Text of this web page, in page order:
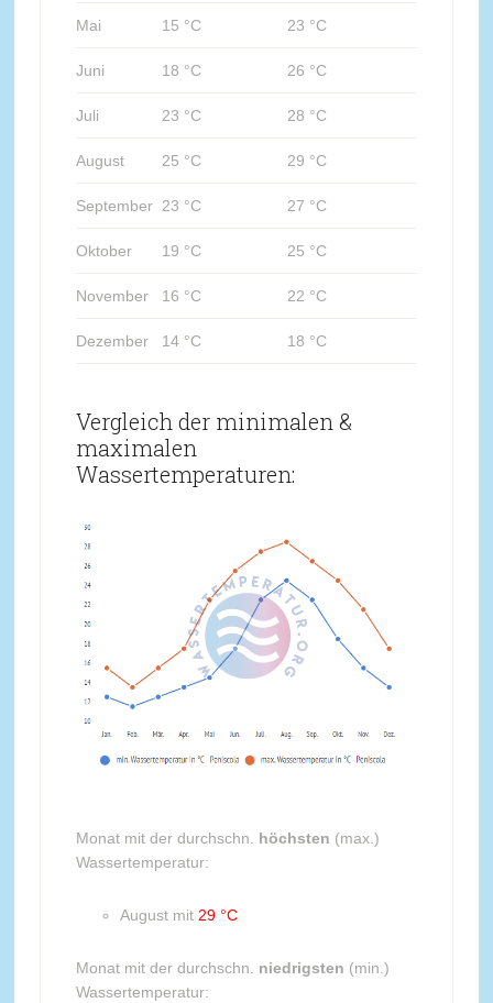
Mai 15 °C 23 °C
Juni 18 °C 26 °C
Juli 23 °C 28 °C
August 25 °C 29 °C
September 23 °C 27 °C
Oktober 19 °C 25 °C
November 16 °C 22 °C
Dezember 14 °C 18 °C
Vergleich der minimalen &
maximalen
Wassertemperaturen:
Monat mit der durchschn. höchsten (max.)
Wassertemperatur:
August mit 29 °C
Monat mit der durchschn. niedrigsten (min.)
Wassertemperatur: